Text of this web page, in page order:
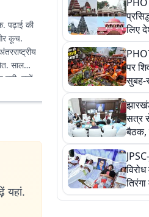
पढ़ाई की
कूच.
साल
ज्यों-
यहां.
की
लिए
पर
सुबह-
मंदिर
सत्र
बैठक,
सत्ता
ने